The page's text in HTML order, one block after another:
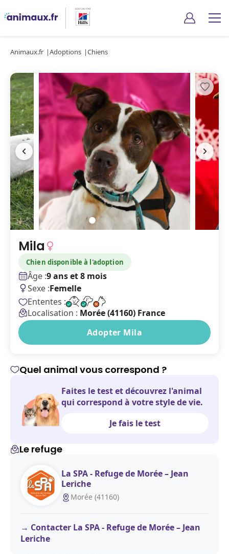
Animaux.fr Adoptions Chiens
Mila
Chien disponible à l'adoption
Âge :9 ans et 8 mois
Sexe :Femelle
Ententes :
Localisation : Morée (41160) France
Adopter Mila
Quel animal vous correspond ?
Faites le test et découvrez l'animal
qui correspond à votre style de vie.
Je fais le test
Le refuge
La SPA - Refuge de Morée – Jean
Leriche
Morée (41160)
Contacter La SPA - Refuge de Morée – Jean
Leriche